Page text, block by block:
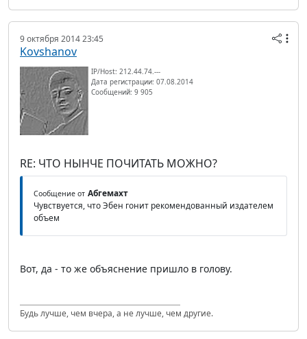
9 октября 2014 23:45
Kovshanov
IP/Host: 212.44.74.---
Дата регистрации: 07.08.2014
Сообщений: 9 905
RE: ЧТО НЫНЧЕ ПОЧИТАТЬ МОЖНО?
Сообщение от Абгемахт
Чувствуется, что Эбен гонит рекомендованный издателем
объем
Вот, да - то же объяснение пришло в голову.
Будь лучше, чем вчера, а не лучше, чем другие.